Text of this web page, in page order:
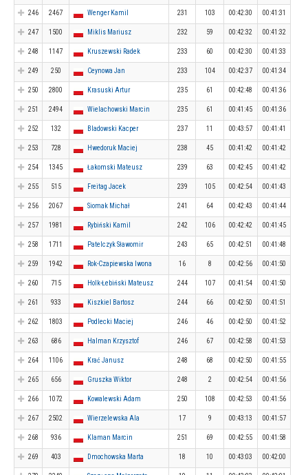
246 2467 Wenger Kamil 231 103 00:42:30 00:41:31
247 1500 Miklis Mariusz 232 59 00:42:32 00:41:32
248 1147 Kruszewski Radek 233 60 00:42:30 00:41:33
249 250 Ceynowa Jan 233 104 00:42:37 00:41:34
250 2800 Krasuski Artur 235 61 00:42:48 00:41:36
251 2494 Wielachowski Marcin 235 61 00:41:45 00:41:36
252 132 Bladowski Kacper 237 11 00:43:57 00:41:41
253 728 Hwedoruk Maciej 238 45 00:41:42 00:41:42
254 1345 Łakomski Mateusz 239 63 00:42:45 00:41:42
255 515 Freitag Jacek 239 105 00:42:54 00:41:43
256 2067 Siomak Michał 241 64 00:42:43 00:41:44
257 1981 Rybiński Kamil 242 106 00:42:42 00:41:45
258 1711 Patelczyk Sławomir 243 65 00:42:51 00:41:48
259 1942 Rok-Czapiewska Iwona 16 8 00:42:56 00:41:50
260 715 Holk-Łebiński Mateusz 244 107 00:41:54 00:41:50
261 933 Kiszkiel Bartosz 244 66 00:42:50 00:41:51
262 1803 Podlecki Maciej 246 46 00:42:50 00:41:52
263 686 Halman Krzysztof 246 67 00:42:58 00:41:53
264 1106 Krać Janusz 248 68 00:42:50 00:41:55
265 656 Gruszka Wiktor 248 2 00:42:54 00:41:56
266 1072 Kowalewski Adam 250 108 00:42:53 00:41:56
267 2502 Wierzelewska Ala 17 9 00:43:13 00:41:57
268 936 Klaman Marcin 251 69 00:42:55 00:41:58
269 403 Dmochowska Marta 18 10 00:43:03 00:42:00